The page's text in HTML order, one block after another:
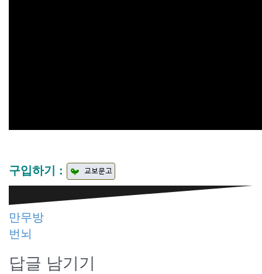
구입하기 :
글
탐
색
만무방
번뇌
답글 남기기